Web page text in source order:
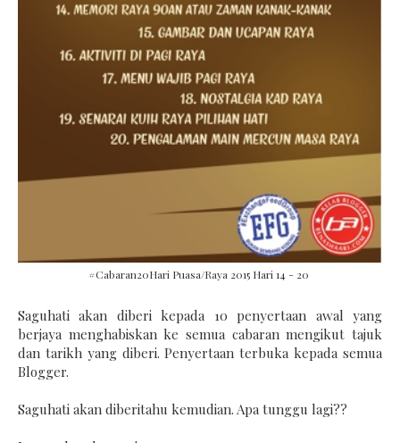
#Cabaran20Hari Puasa/Raya 2015 Hari 14 - 20
Saguhati akan diberi kepada 10 penyertaan awal yang
berjaya menghabiskan ke semua cabaran mengikut tajuk
dan tarikh yang diberi. Penyertaan terbuka kepada semua
Blogger.
Saguhati akan diberitahu kemudian. Apa tunggu lagi??